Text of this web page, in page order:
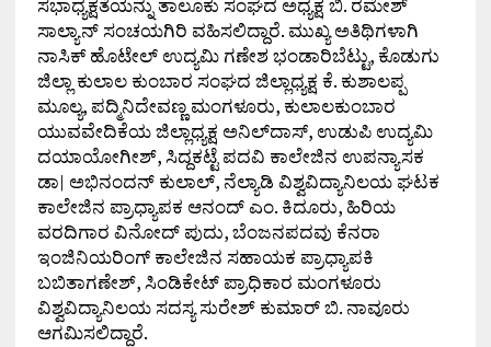
ಸಭಾಧ್ಯಕ್ಷತೆಯನ್ನು ತಾಲೂಕು ಸಂಘದ ಅಧ್ಯಕ್ಷ ಬಿ. ರಮೇಶ್
ಸಾಲ್ಯಾನ್ ಸಂಚಯಗಿರಿ ವಹಿಸಲಿದ್ದಾರೆ. ಮುಖ್ಯ ಅತಿಥಿಗಳಾಗಿ
ನಾಸಿಕ್ ಹೊಟೇಲ್ ಉದ್ಯಮಿ ಗಣೇಶ ಭಂಡಾರಿಬೆಟ್ಟು, ಕೊಡುಗು
ಜಿಲ್ಲಾ ಕುಲಾಲ ಕುಂಬಾರ ಸಂಘದ ಜಿಲ್ಲಾಧ್ಯಕ್ಷ ಕೆ. ಕುಶಾಲಪ್ಪ
ಮೂಲ್ಯ, ಪದ್ಮಿನಿದೇವಣ್ಣ ಮಂಗಳೂರು, ಕುಲಾಲಕುಂಬಾರ
ಯುವವೇದಿಕೆಯ ಜಿಲ್ಲಾಧ್ಯಕ್ಷ ಅನಿಲ್‌ದಾಸ್, ಉಡುಪಿ ಉದ್ಯಮಿ
ದಯಾಯೋಗೀಶ್, ಸಿದ್ದಕಟ್ಟೆ ಪದವಿ ಕಾಲೇಜಿನ ಉಪನ್ಯಾಸಕ
ಡಾ| ಅಭಿನಂದನ್ ಕುಲಾಲ್, ನೆಲ್ಯಾಡಿ ವಿಶ್ವವಿದ್ಯಾನಿಲಯ ಘಟಕ
ಕಾಲೇಜಿನ ಪ್ರಾಧ್ಯಾಪಕ ಆನಂದ್ ಎಂ. ಕಿದೂರು, ಹಿರಿಯ
ವರದಿಗಾರ ವಿನೋದ್ ಪುದು, ಬೆಂಜನಪದವು ಕೆನರಾ
ಇಂಜಿನಿಯರಿಂಗ್ ಕಾಲೇಜಿನ ಸಹಾಯಕ ಪ್ರಾಧ್ಯಾಪಕಿ
ಬಬಿತಾಗಣೇಶ್, ಸಿಂಡಿಕೇಟ್ ಪ್ರಾಧಿಕಾರ ಮಂಗಳೂರು
ವಿಶ್ವವಿದ್ಯಾನಿಲಯ ಸದಸ್ಯ ಸುರೇಶ್ ಕುಮಾರ್ ಬಿ. ನಾವೂರು
ಆಗಮಿಸಲಿದ್ದಾರೆ.